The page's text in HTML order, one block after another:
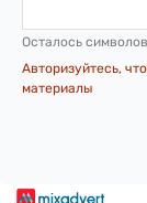
Осталось
Авторизуйтесь,
материалы